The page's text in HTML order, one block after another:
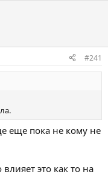
#241
еще пока не кому не
это как то на